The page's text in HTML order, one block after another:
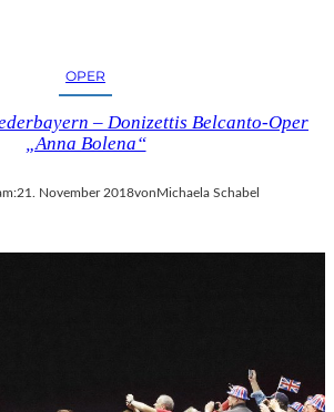
E
R
A
O
OPER
– Donizettis Belcanto-Oper
„Anna Bolena“
21. November 2018vonMichaela Schabel